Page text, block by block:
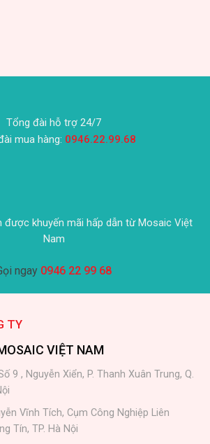
Tổng đài hỗ trợ 24/7
mua hàng: 0946.22.99.68
được khuyến mãi hấp dẫn từ Mosaic Việt
Nam
ngay 0946 22 99 68
TY
VIỆT NAM
9 , Nguyễn Xiển, P. Thanh Xuân Trung, Q.
Vĩnh Tích, Cụm Công Nghiệp Liên
Tín, TP. Hà Nội